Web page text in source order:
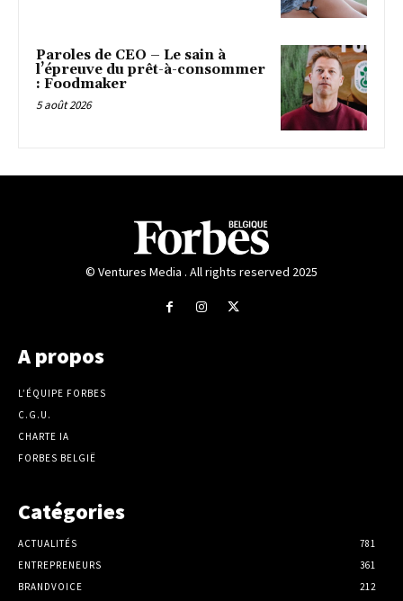
Paroles de CEO – Le sain à
l’épreuve du prêt-à-consommer
: Foodmaker
5 août 2026
© Ventures Media . All rights reserved 2025
A propos
L’ÉQUIPE FORBES
C.G.U.
CHARTE IA
FORBES BELGIË
Catégories
ACTUALITÉS
781
ENTREPRENEURS
361
BRANDVOICE
212